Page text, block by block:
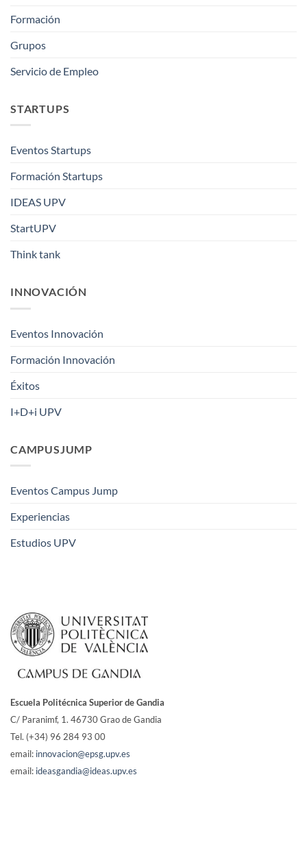
Formación
Grupos
Servicio de Empleo
STARTUPS
Eventos Startups
Formación Startups
IDEAS UPV
StartUPV
Think tank
INNOVACIÓN
Eventos Innovación
Formación Innovación
Éxitos
I+D+i UPV
CAMPUSJUMP
Eventos Campus Jump
Experiencias
Estudios UPV
Escuela Politécnica Superior de Gandia
C/ Paranimf, 1. 46730 Grao de Gandia
Tel. (+34) 96 284 93 00
email: innovacion@epsg.upv.es
email: ideasgandia@ideas.upv.es